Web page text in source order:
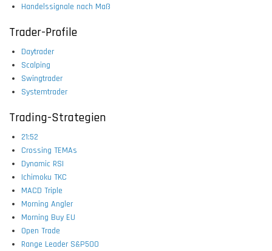
Handelssignale nach Maß
Trader-Profile
Daytrader
Scalping
Swingtrader
Systemtrader
Trading-Strategien
21:52
Crossing TEMAs
Dynamic RSI
Ichimoku TKC
MACD Triple
Morning Angler
Morning Buy EU
Open Trade
Range Leader S&P500